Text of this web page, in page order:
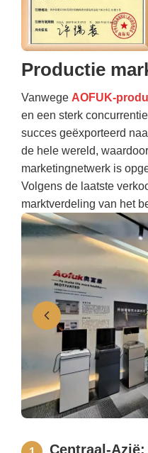
Productie
Vanwege AOFUK-
en een sterk
succes geëxporteerd
de hele wereld,
marketingnetwerk is
Volgens de laatste
marktverdeling van het
Centraal-Azië: